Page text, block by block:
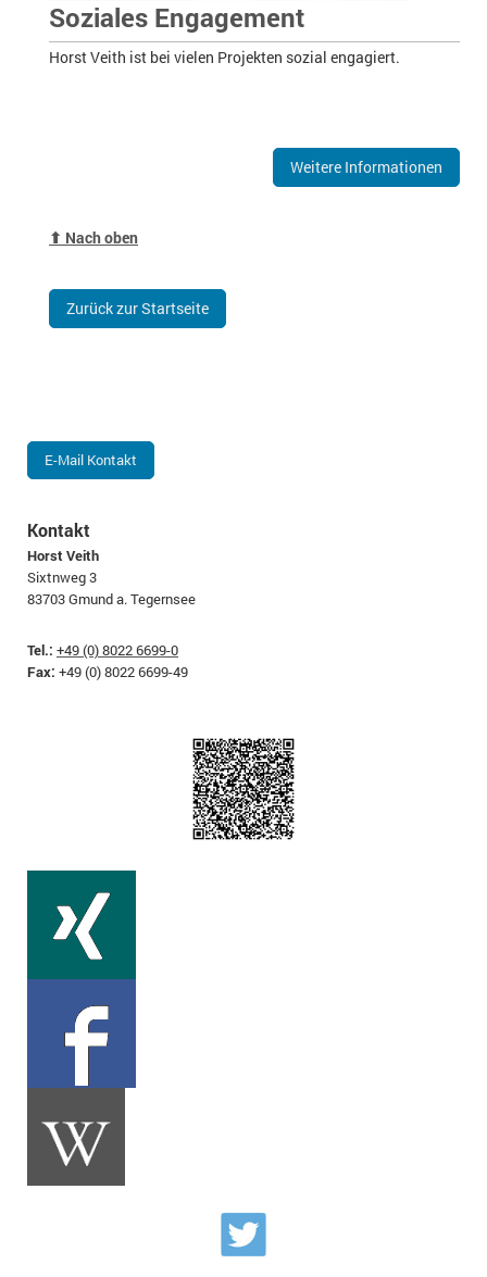
Soziales Engagement
Horst Veith ist bei vielen Projekten sozial engagiert.
Weitere Informationen
⬆ Nach oben
Zurück zur Startseite
E-Mail Kontakt
Kontakt
Horst Veith
Sixtnweg 3
83703 Gmund a. Tegernsee
Tel.: +49 (0) 8022 6699-0
Fax: +49 (0) 8022 6699-49